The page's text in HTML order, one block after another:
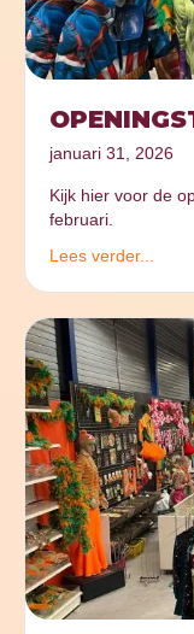
januari 31, 2026
Kijk hier voor de
februari.
Lees verder...